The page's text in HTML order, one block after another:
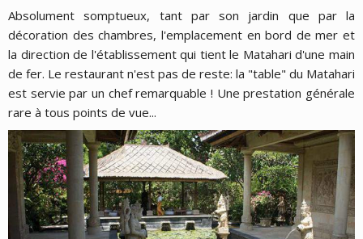
Absolument somptueux, tant par son jardin que par la
décoration des chambres, l'emplacement en bord de mer et
la direction de l'établissement qui tient le Matahari d'une main
de fer. Le restaurant n'est pas de reste: la "table" du Matahari
est servie par un chef remarquable ! Une prestation générale
rare à tous points de vue...